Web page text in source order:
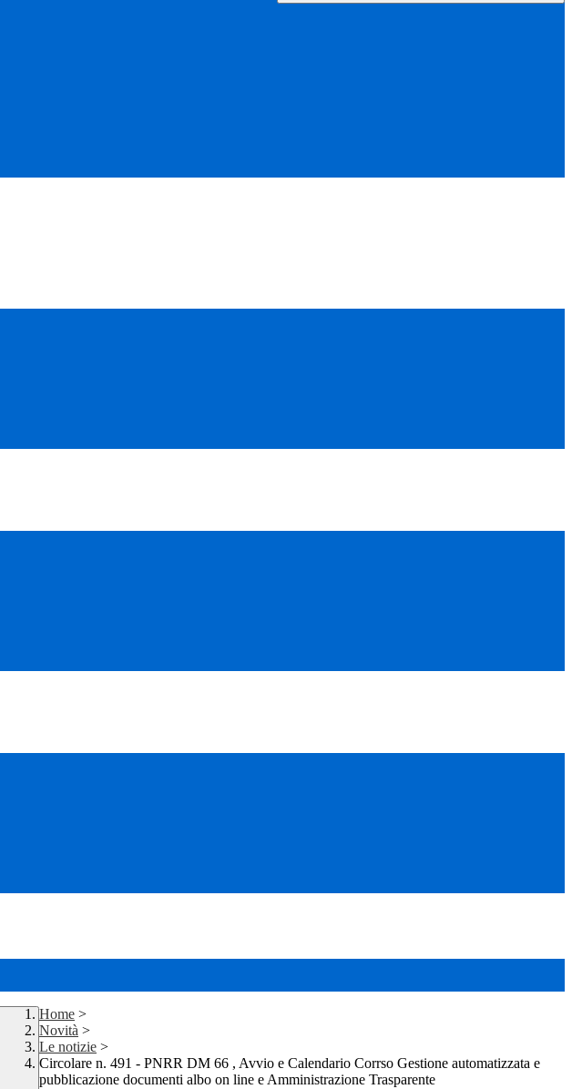
Home >
Novità >
Le notizie >
Circolare n. 491 - PNRR DM 66 , Avvio e Calendario Corrso Gestione automatizzata e
pubblicazione documenti albo on line e Amministrazione Trasparente